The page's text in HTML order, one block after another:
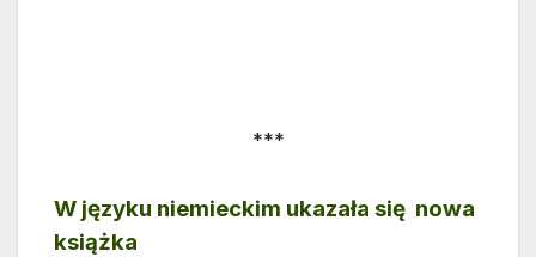
***
W języku niemieckim ukazała się nowa
książka